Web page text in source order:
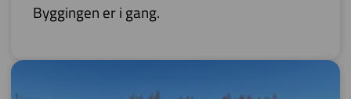
Byggingen er i gang.